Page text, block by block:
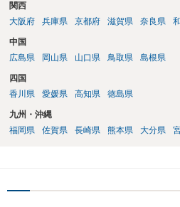
関西
大阪府
兵庫県 京都府 滋賀県 奈良県
中国
広島県
岡山県 山口県 鳥取県 島根県
四国
香川県
愛媛県 高知県 徳島県
九州・沖縄
福岡県
佐賀県 長崎県 熊本県 大分県